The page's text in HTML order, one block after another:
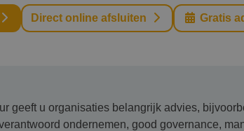
Direct online afsluiten Gratis
geeft u organisaties belangrijk advies,
ondernemen, good governance,